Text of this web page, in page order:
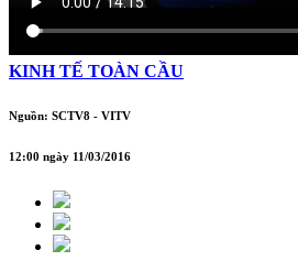
KINH TẾ TOÀN CẦU
Nguồn: SCTV8 - VITV
12:00 ngày 11/03/2016